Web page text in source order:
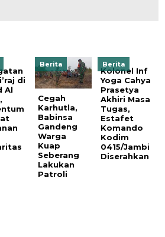
di
Al
Berita
Cegah
Karhutla,
Babinsa
Gandeng
Warga
Kuap
Seberang
Lakukan
Patroli
Berita
Kolonel Inf
Yoga Cahya
Prasetya
Akhiri Masa
Tugas,
Estafet
Komando
Kodim
0415/Jambi
Diserahkan